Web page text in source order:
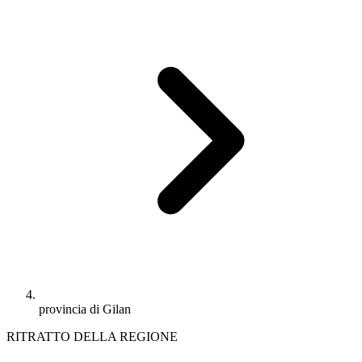
provincia di Gilan
RITRATTO DELLA REGIONE